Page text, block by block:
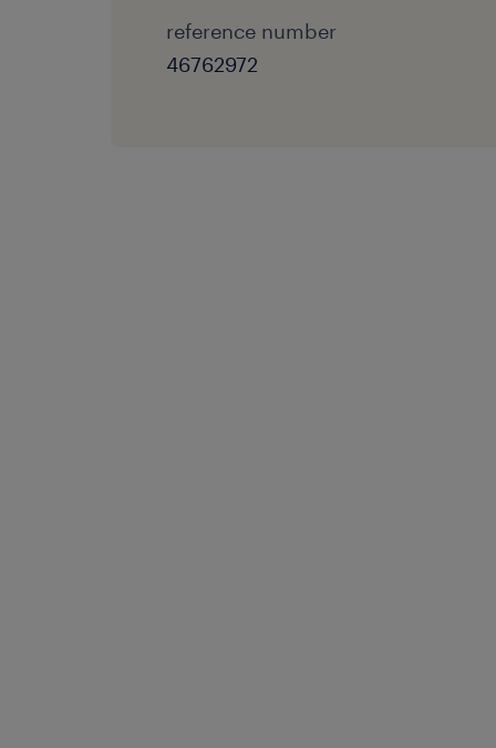
reference number
46762972